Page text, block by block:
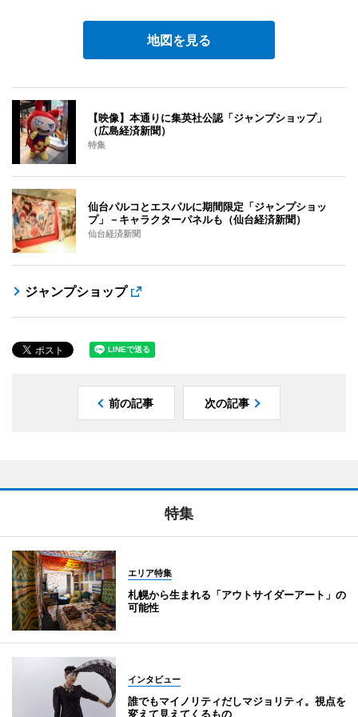
地図を見る
【映像】本通りに集英社公認「ジャンプショップ」
（広島経済新聞）
特集
仙台パルコとエスパルに期間限定「ジャンプショッ
プ」－キャラクターパネルも（仙台経済新聞）
仙台経済新聞
ジャンプショップ
前の記事 次の記事
特集
エリア特集
札幌から生まれる「アウトサイダーアート」の
可能性
インタビュー
誰でもマイノリティだしマジョリティ。視点を
変えて見えてくるもの